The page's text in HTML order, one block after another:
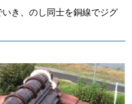
き、のし同士を銅線でジグ